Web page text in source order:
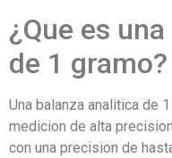
¿Que es
de 1 gramo?
Una balanza analitica de
medicion de alta
con una precision de